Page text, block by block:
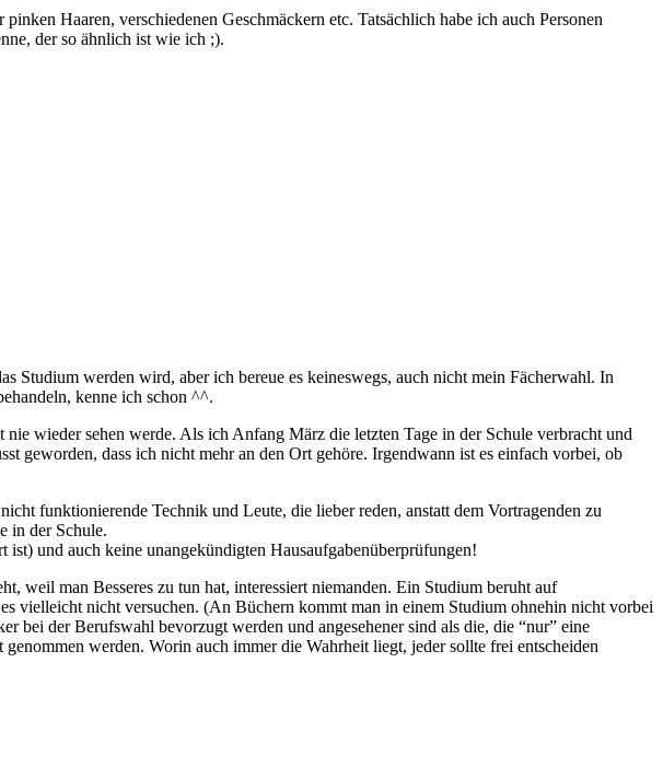
Haaren, verschiedenen Geschmäckern etc. Tatsächlich habe ich auch Personen
der so ähnlich ist wie ich ;).
Studium werden wird, aber ich bereue es keineswegs, auch nicht mein Fächerwahl. In
kenne ich schon ^^.
wieder sehen werde. Als ich Anfang März die letzten Tage in der Schule verbracht und
geworden, dass ich nicht mehr an den Ort gehöre. Irgendwann ist es einfach vorbei, ob
funktionierende Technik und Leute, die lieber reden, anstatt dem Vortragenden zu
in der Schule.
und auch keine unangekündigten Hausaufgabenüberprüfungen!
weil man Besseres zu tun hat, interessiert niemanden. Ein Studium beruht auf
vielleicht nicht versuchen. (An Büchern kommt man in einem Studium ohnehin nicht vorbei
bei der Berufswahl bevorzugt werden und angesehener sind als die, die “nur” eine
werden. Worin auch immer die Wahrheit liegt, jeder sollte frei entscheiden